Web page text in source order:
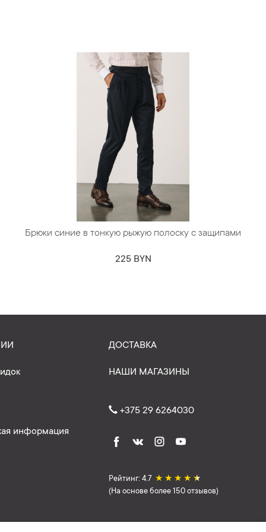
Брюки синие в тонкую рыжую полоску с защипами
225 BYN
информация
ДОСТАВКА
НАШИ МАГАЗИНЫ
+375 29 6264030
Рейтинг: 4.7 ★ ★ ★ ★ ★
(На основе более 150 отзывов)